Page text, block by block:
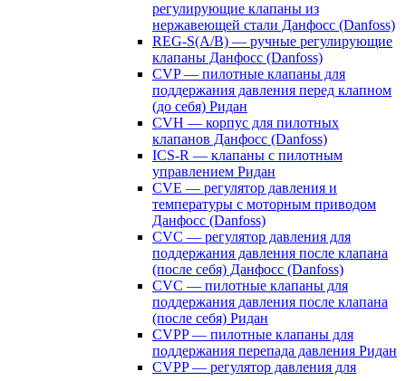
регулирующие клапаны из
нержавеющей стали Данфосс (Danfoss)
REG-S(A/B) — ручные регулирующие
клапаны Данфосс (Danfoss)
CVP — пилотные клапаны для
поддержания давления перед клапном
(до себя) Ридан
CVH — корпус для пилотных
клапанов Данфосс (Danfoss)
ICS-R — клапаны с пилотным
управлением Ридан
CVE — регулятор давления и
температуры с моторным приводом
Данфосс (Danfoss)
CVС — регулятор давления для
поддержания давления после клапана
(после себя) Данфосс (Danfoss)
CVС — пилотные клапаны для
поддержания давления после клапана
(после себя) Ридан
CVPP — пилотные клапаны для
поддержания перепада давления Ридан
CVPP — регулятор давления для